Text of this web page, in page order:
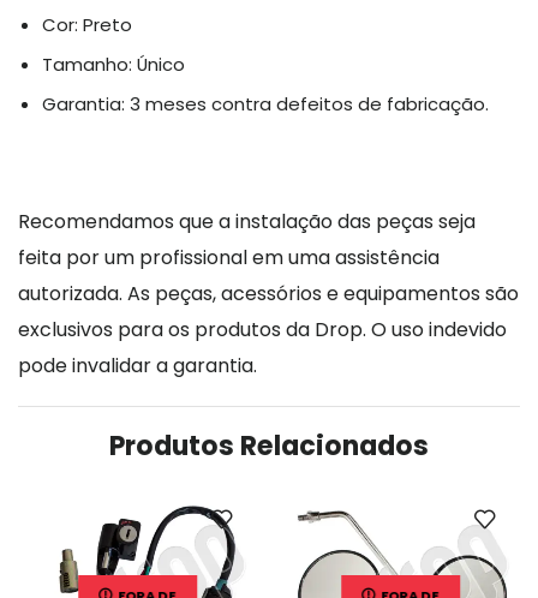
Cor: Preto
Tamanho: Único
Garantia: 3 meses contra defeitos de fabricação.
Recomendamos que a instalação das peças seja
feita por um profissional em uma assistência
autorizada. As peças, acessórios e equipamentos são
exclusivos para os produtos da Drop. O uso indevido
pode invalidar a garantia.
Produtos Relacionados